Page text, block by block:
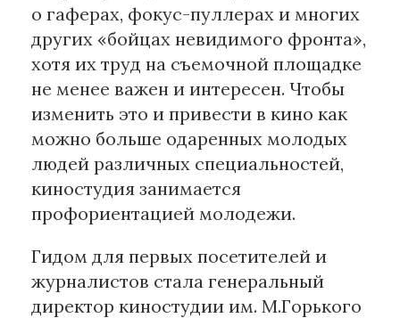
о гаферах, фокус-пуллерах и многих
других «бойцах невидимого фронта»,
хотя их труд на съемочной площадке
не менее важен и интересен. Чтобы
изменить это и привести в кино как
можно больше одаренных молодых
людей различных специальностей,
киностудия занимается
профориентацией молодежи.
Гидом для первых посетителей и
журналистов стала генеральный
директор киностудии им. М.Горького